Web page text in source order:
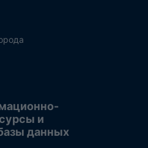
и
данных